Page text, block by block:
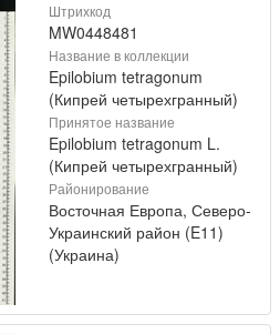
Штрихкод
MW0448481
Название в коллекции
Epilobium tetragonum
(Кипрей четырехгранный)
Принятое название
Epilobium tetragonum L.
(Кипрей четырехгранный)
Районирование
Восточная Европа, Северо-
Украинский район (E11)
(Украина)